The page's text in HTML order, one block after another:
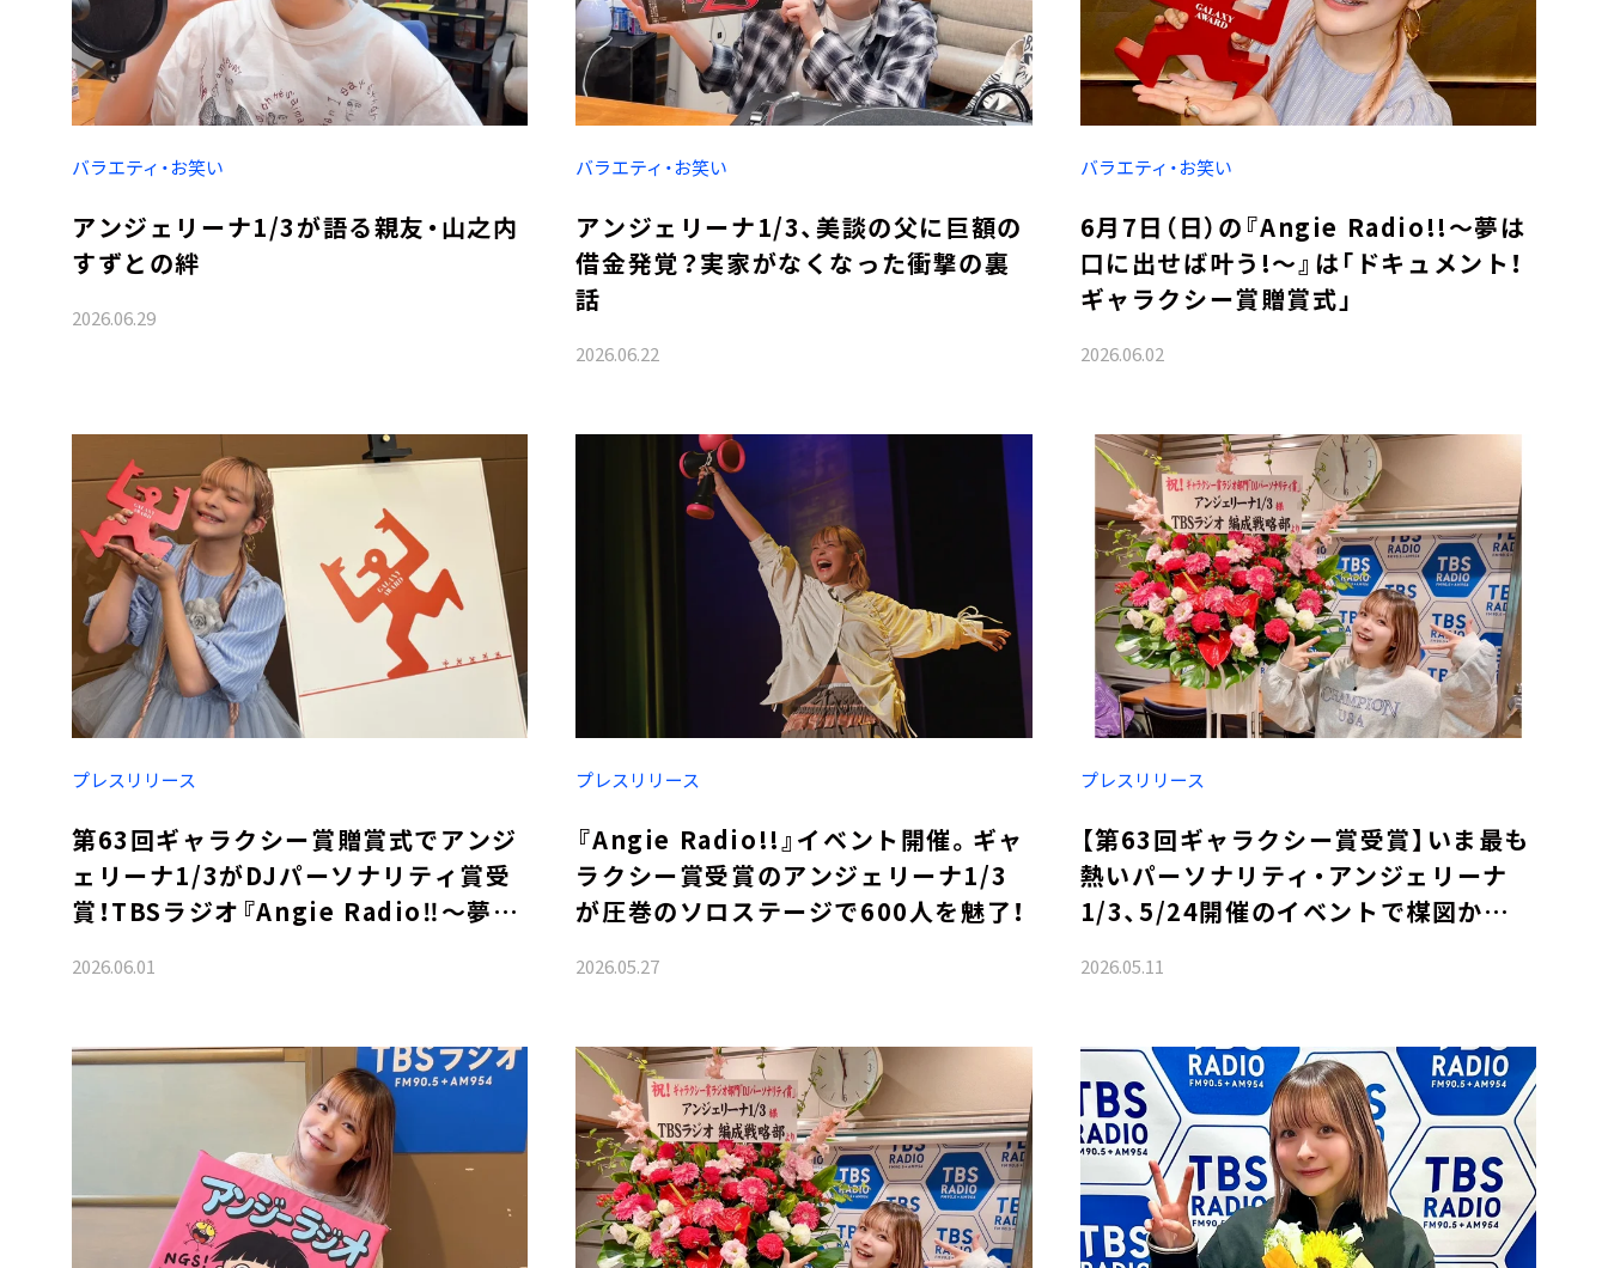
バラエティ・お笑い
アンジェリーナ1/3が語る親友・山之内
すずとの絆
2026.06.29
バラエティ・お笑い
アンジェリーナ1/3、美談の父に巨額の
借金発覚？実家がなくなった衝撃の裏
話
2026.06.22
バラエティ・お笑い
6月7日（日）の『Angie Radio!!～夢は
口に出せば叶う!～』は「ドキュメント！
ギャラクシー賞贈賞式」
2026.06.02
プレスリリース
第63回ギャラクシー賞贈賞式でアンジ
ェリーナ1/3がDJパーソナリティ賞受
賞！TBSラジオ『Angie Radio‼︎～夢は
2026.06.01
プレスリリース
『Angie Radio!!』イベント開催。ギャ
ラクシー賞受賞のアンジェリーナ1/3
が圧巻のソロステージで600人を魅了！
2026.05.27
プレスリリース
【第63回ギャラクシー賞受賞】いま最も
熱いパーソナリティ・アンジェリーナ
1/3、5/24開催のイベントで楳図かずお
2026.05.11